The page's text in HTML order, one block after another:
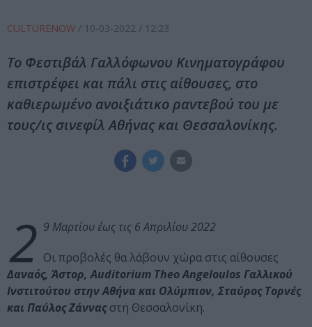
CULTURENOW / 10-03-2022 / 12:23
Το Φεστιβάλ Γαλλόφωνου Κινηματογράφου
επιστρέφει και πάλι στις αίθουσες, στο
καθιερωμένο ανοιξιάτικο ραντεβού του με
τους/ις σινεφίλ Αθήνας και Θεσσαλονίκης.
2 9 Μαρτίου έως τις 6 Απριλίου 2022
Οι προβολές θα λάβουν χώρα στις αίθουσες
Δαναός, Άστορ, Auditorium Theo Angeloulos Γαλλικού
Ινστιτούτου στην Αθήνα και Ολύμπιον, Σταύρος Τορνές
και Παύλος Ζάννας στη Θεσσαλονίκη.